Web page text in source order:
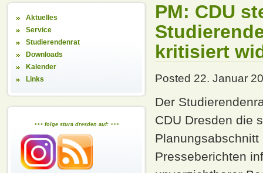
Aktuelles
Service
Studierendenrat
Downloads
Kalender
Links
+++ folge stura dresden auf: +++
PM: CDU
kritisiert
Posted 22. Januar
Der
CDU Dresden die
Presseberichten